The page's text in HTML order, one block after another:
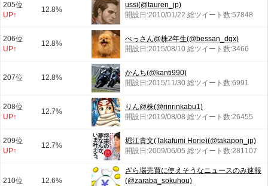
205位
UP↑
12.8%
ussi(@tauren_jp)
開設日:2010/01/22 総ツイート数:57848
206位
UP↑
12.8%
べっさん@株2年生(@bessan_dqx)
開設日:2015/08/10 総ツイート数:3466
207位 12.8%
かんち(@kanti990)
開設日:2015/11/30 総ツイート数:6991
208位
UP↑
12.7%
りん@株(@rinrinkabu1)
開設日:2019/08/08 総ツイート数:26455
209位
UP↑
12.7%
堀江貴文(Takafumi Horie)(@takapon_jp)
開設日:2009/06/05 総ツイート数:281107
210位 12.6%
ざら場売買に使えそうなニュースのみ速報
(@zaraba_sokuhou)